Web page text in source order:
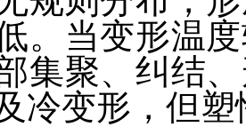
。当变形温
集聚、纠结
冷变形，但